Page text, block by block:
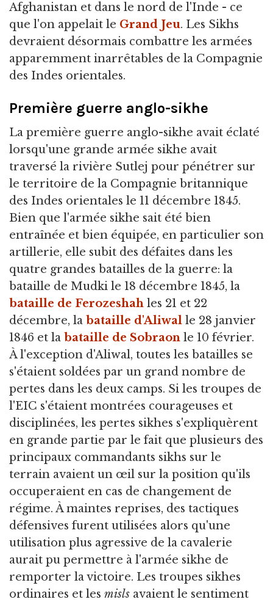
Afghanistan et dans le nord de l'Inde - ce
que l'on appelait le Grand Jeu. Les Sikhs
devraient désormais combattre les armées
apparemment inarrêtables de la Compagnie
des Indes orientales.
Première guerre anglo-sikhe
La première guerre anglo-sikhe avait éclaté
lorsqu'une grande armée sikhe avait
traversé la rivière Sutlej pour pénétrer sur
le territoire de la Compagnie britannique
des Indes orientales le 11 décembre 1845.
Bien que l'armée sikhe sait été bien
entraînée et bien équipée, en particulier son
artillerie, elle subit des défaites dans les
quatre grandes batailles de la guerre: la
bataille de Mudki le 18 décembre 1845, la
bataille de Ferozeshah les 21 et 22
décembre, la bataille d'Aliwal le 28 janvier
1846 et la bataille de Sobraon le 10 février.
À l'exception d'Aliwal, toutes les batailles se
s'étaient soldées par un grand nombre de
pertes dans les deux camps. Si les troupes de
l'EIC s'étaient montrées courageuses et
disciplinées, les pertes sikhes s'expliquèrent
en grande partie par le fait que plusieurs des
principaux commandants sikhs sur le
terrain avaient un œil sur la position qu'ils
occuperaient en cas de changement de
régime. À maintes reprises, des tactiques
défensives furent utilisées alors qu'une
utilisation plus agressive de la cavalerie
aurait pu permettre à l'armée sikhe de
remporter la victoire. Les troupes sikhes
ordinaires et les misls avaient le sentiment